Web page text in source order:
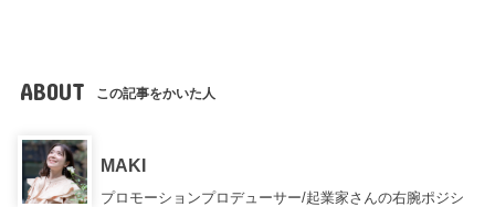
ABOUT この記事をかいた人
MAKI
プロモーションプロデューサー/起業家さんの右腕ポジシ